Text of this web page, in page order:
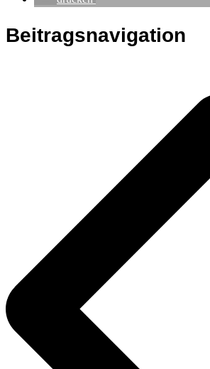
Beitragsnavigation